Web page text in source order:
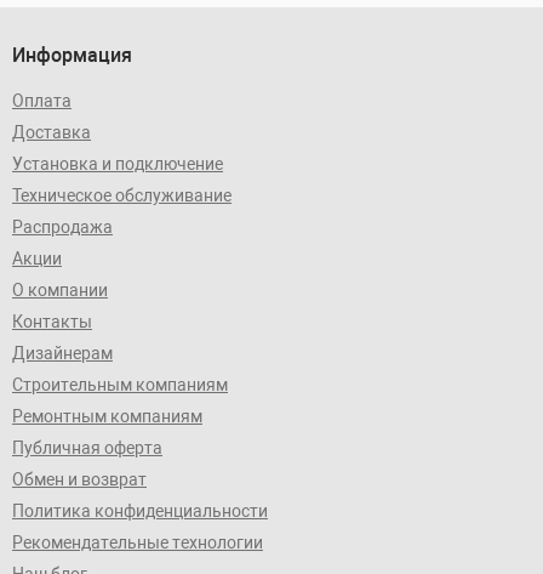
Информация
Оплата
Доставка
Установка и подключение
Техническое обслуживание
Распродажа
Акции
О компании
Контакты
Дизайнерам
Строительным компаниям
Ремонтным компаниям
Публичная оферта
Обмен и возврат
Политика конфиденциальности
Рекомендательные технологии